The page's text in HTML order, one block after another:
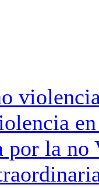
por la